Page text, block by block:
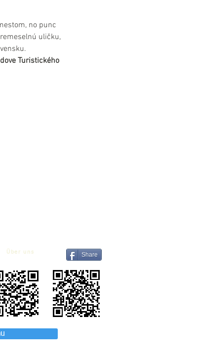
no punc
uličku,
Turistického
Über uns Share